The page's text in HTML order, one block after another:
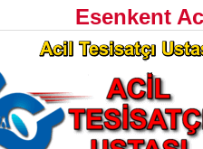
Esenkent